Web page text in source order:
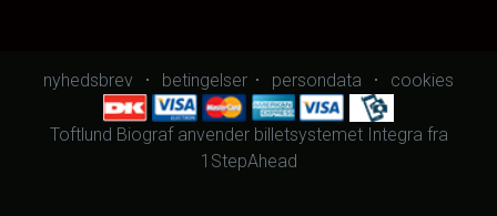
nyhedsbrev betingelser persondata cookies
Toftlund Biograf anvender billetsystemet Integra fra
1StepAhead